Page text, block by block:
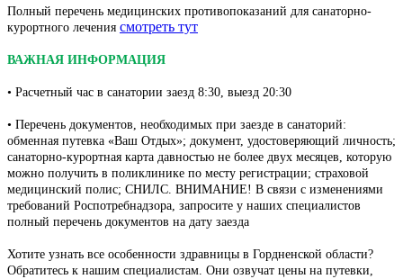
Полный перечень медицинских противопоказаний для санаторно-
курортного лечения смотреть тут
ВАЖНАЯ ИНФОРМАЦИЯ
• Расчетный час в санатории заезд 8:30, выезд 20:30
• Перечень документов, необходимых при заезде в санаторий:
обменная путевка «Ваш Отдых»; документ, удостоверяющий личность;
санаторно-курортная карта давностью не более двух месяцев, которую
можно получить в поликлинике по месту регистрации; страховой
медицинский полис; СНИЛС. ВНИМАНИЕ! В связи с изменениями
требований Роспотребнадзора, запросите у наших специалистов
полный перечень документов на дату заезда
Хотите узнать все особенности здравницы в Гордненской области?
Обратитесь к нашим специалистам. Они озвучат цены на путевки,